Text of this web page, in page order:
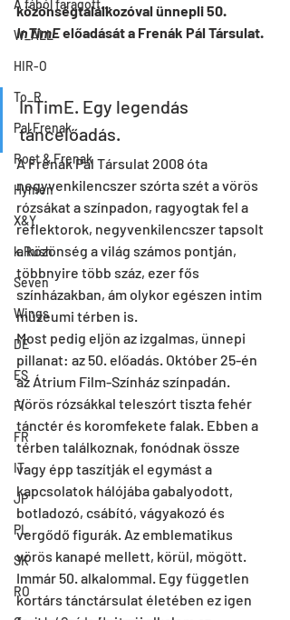
A fából faragott...
W_ALL
HIR-O
To_R
Pal Frenak
Rost & Frenak
Hymen
X&Y
k.Rush
Seven
Wings
DE
ES
FI
FR
IT
JP
PL
SK
RO
közönségtalálkozóval ünnepli 50.
InTimE előadását a Frenák Pál Társulat.
InTimE. Egy legendás
táncelőadás.
A Frenák Pál Társulat 2008 óta
negyvenkilencszer szórta szét a vörös
rózsákat a színpadon, ragyogtak fel a
reflektorok, negyvenkilencszer tapsolt
a közönség a világ számos pontján,
többnyire több száz, ezer fős
színházakban, ám olykor egészen intim
múzeumi térben is.
Most pedig eljön az izgalmas, ünnepi
pillanat: az 50. előadás. Október 25-én
az Átrium Film-Színház színpadán.
Vörös rózsákkal teleszórt tiszta fehér
tánctér és koromfekete falak. Ebben a
térben találkoznak, fonódnak össze
vagy épp taszítják el egymást a
kapcsolatok hálójába gabalyodott,
botladozó, csábító, vágyakozó és
vergődő figurák. Az emblematikus
vörös kanapé mellett, körül, mögött.
Immár 50. alkalommal. Egy független
kortárs tánctársulat életében ez igen